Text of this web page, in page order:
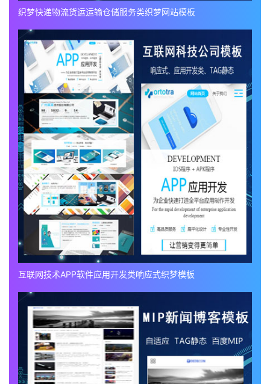
织梦快递物流货运运输仓储服务类织梦网站模板
互联网技术APP软件应用开发类响应式织梦模板